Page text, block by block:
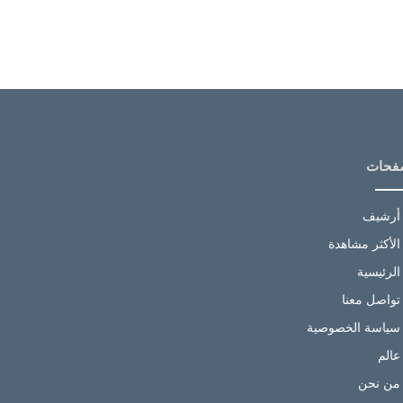
أرشيف
الأكثر مشاهدة
الرئيسية
تواصل معنا
سياسة الخصوصية
عالم
من نحن